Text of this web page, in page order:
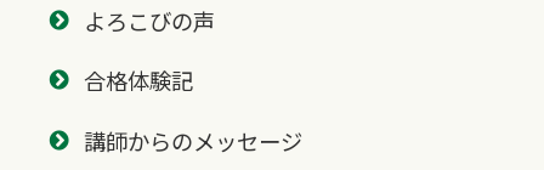
よろこびの声
合格体験記
講師からのメッセージ